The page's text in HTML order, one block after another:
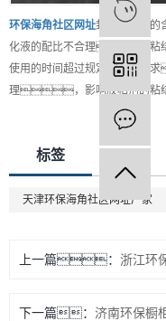
环保海角社区网址封边条木材
化液的配比不合理，致使
使用的时间超过规定的时间
理，影响胶粘剂的粘
标签
天津环保海角社区网址厂家
上一篇： 浙江环
下一篇： 济南环保橱